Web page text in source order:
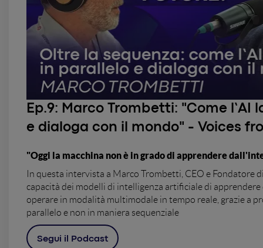
Ep.9: Marco Trombetti: "Come l’AI
e dialoga con il mondo" - Voices
"Oggi la macchina non è in grado di apprendere
In questa intervista a Marco Trombetti, CEO e Fondatore
capacità dei modelli di intelligenza artificiale di
operare in modalità multimodale in tempo reale, grazie a
parallelo e non in maniera sequenziale
Segui il Podcast